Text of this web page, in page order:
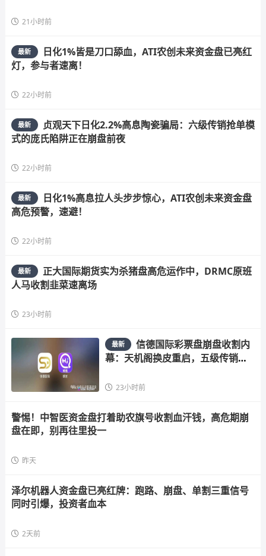
21小时前
最新
日化1%皆是刀口舔血，ATI农创未来资金盘已亮红
灯，参与者速离！
22小时前
最新
贞观天下日化2.2%高息陶瓷骗局：六级传销抢单模
式的庞氏陷阱正在崩盘前夜
22小时前
最新
日化1%高息拉人头步步惊心，ATI农创未来资金盘
高危预警，速避！
22小时前
最新
正大国际期货实为杀猪盘高危运作中，DRMC原班
人马收割韭菜速离场
23小时前
最新
信德国际彩票盘崩盘收割内
幕：天机阁换皮重启，五级传销骗
23小时前
警惕！中智医资金盘打着助农旗号收割血汗钱，高危期崩
盘在即，别再往里投一
昨天
泽尔机器人资金盘已亮红牌：跑路、崩盘、单割三重信号
同时引爆，投资者血本
2天前